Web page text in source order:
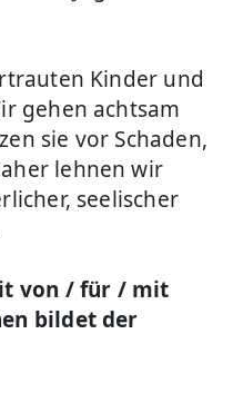
Kinder und
gehen achtsam
sie vor Schaden,
lehnen wir
seelischer
von / für / mit
bildet der